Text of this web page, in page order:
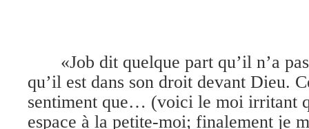
«Job dit quelque part qu’il n’a
qu’il est dans son droit devant Dieu.
sentiment que… (voici le moi irritant
espace à la petite-moi; finalement je